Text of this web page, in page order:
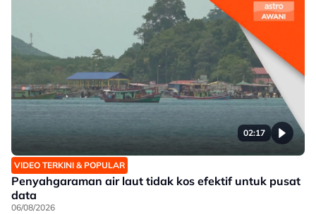
02:17
VIDEO TERKINI & POPULAR
Penyahgaraman air laut tidak kos efektif untuk pusat
data
06/08/2026